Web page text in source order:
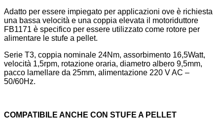
Adatto per essere impiegato per applicazioni ove è richiesta
una bassa velocità e una coppia elevata il motoriduttore
FB1171 è specifico per essere utilizzato come rotore per
alimentare le stufe a pellet.
Serie T3, coppia nominale 24Nm, assorbimento 16,5Watt,
velocità 1,5rpm, rotazione oraria, diametro albero 9,5mm,
pacco lamellare da 25mm, alimentazione 220 V AC –
50/60Hz.
COMPATIBILE ANCHE CON STUFE A PELLET